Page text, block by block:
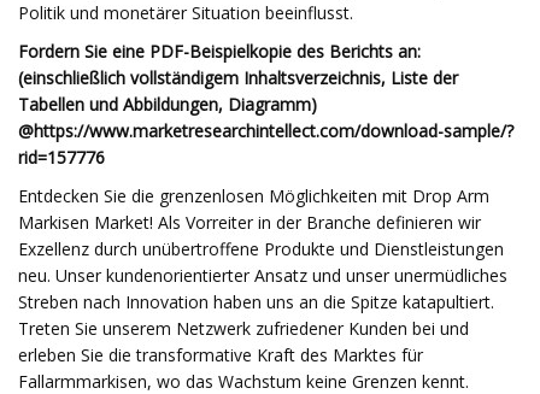
Politik und monetärer Situation beeinflusst.
Fordern Sie eine PDF-Beispielkopie des Berichts an:
(einschließlich vollständigem Inhaltsverzeichnis, Liste der
Tabellen und Abbildungen, Diagramm)
@https://www.marketresearchintellect.com/download-sample/?
rid=157776
Entdecken Sie die grenzenlosen Möglichkeiten mit Drop Arm
Markisen Market! Als Vorreiter in der Branche definieren wir
Exzellenz durch unübertroffene Produkte und Dienstleistungen
neu. Unser kundenorientierter Ansatz und unser unermüdliches
Streben nach Innovation haben uns an die Spitze katapultiert.
Treten Sie unserem Netzwerk zufriedener Kunden bei und
erleben Sie die transformative Kraft des Marktes für
Fallarmmarkisen, wo das Wachstum keine Grenzen kennt.